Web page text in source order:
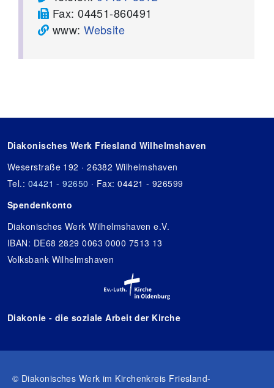
Fax:04451-860491
www:Website
Diakonisches Werk Friesland Wilhelmshaven
Weserstraße 192 · 26382 Wilhelmshaven
Tel.: 04421 - 92650 · Fax: 04421 - 926599
Spendenkonto
Diakonisches Werk Wilhelmshaven e.V.
IBAN: DE68 2829 0063 0000 7513 13
Volksbank Wilhelmshaven
Diakonie - die soziale Arbeit der Kirche
© Diakonisches Werk im Kirchenkreis Friesland-